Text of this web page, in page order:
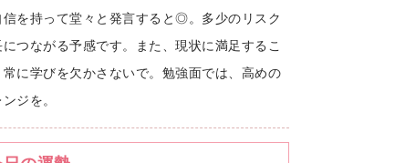
を持って堂々と発言すると◎。多少のリスク
つながる予感です。また、現状に満足するこ
に学びを欠かさないで。勉強面では、高めの
ジを。